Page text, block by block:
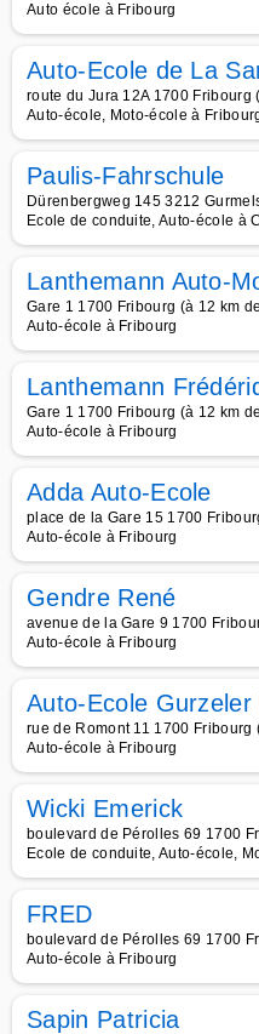
Auto école à Fribourg
Auto-Ecole de La
route du Jura 12A 1700 Fribourg
Auto-école, Moto-école à
Paulis-Fahrschule
Dürenbergweg 145 3212
Ecole de conduite, Auto-école à
Lanthemann Auto-
Gare 1 1700 Fribourg (à 12 km
Auto-école à Fribourg
Lanthemann
Gare 1 1700 Fribourg (à 12 km
Auto-école à Fribourg
Adda Auto-Ecole
place de la Gare 15 1700
Auto-école à Fribourg
Gendre René
avenue de la Gare 9 1700
Auto-école à Fribourg
Auto-Ecole Gurzeler
rue de Romont 11 1700
Auto-école à Fribourg
Wicki Emerick
boulevard de Pérolles 69 1700
Ecole de conduite, Auto-école,
FRED
boulevard de Pérolles 69 1700
Auto-école à Fribourg
Sapin Patricia